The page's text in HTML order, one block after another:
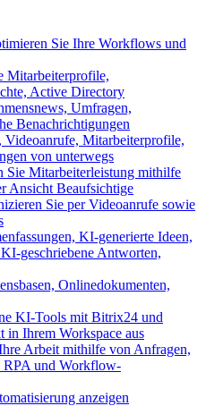
Sie Ihre Workflows und
Mitarbeiterprofile,
Active Directory
Umfragen,
Benachrichtigungen
Videoanrufe, Mitarbeiterprofile,
von unterwegs
Sie Mitarbeiterleistung mithilfe
Ansicht Beaufsichtige
Sie per Videoanrufe sowie
KI-generierte Ideen,
geschriebene Antworten,
Onlinedokumenten,
KI-Tools mit Bitrix24 und
in Ihrem Workspace aus
Arbeit mithilfe von Anfragen,
RPA und Workflow-
anzeigen